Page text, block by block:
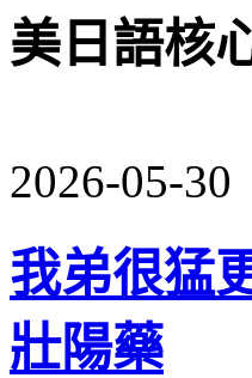
美日語核
2026-05-30
我弟很猛
壯陽藥